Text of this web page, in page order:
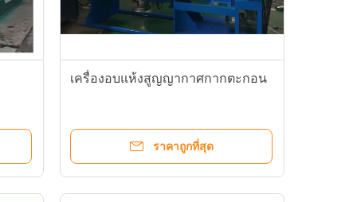
เครื่องอบแห้งสูญญากาศกากตะกอน
ราคาถูกที่สุด